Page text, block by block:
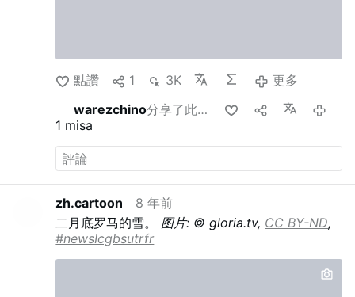
點讚 1 3K
更多
warezchino分享了此內容
1 misa
zh.cartoon
8 年前
二月底罗马的雪。
图片: © gloria.tv, CC BY-ND,
#newsIcgbsutrfr